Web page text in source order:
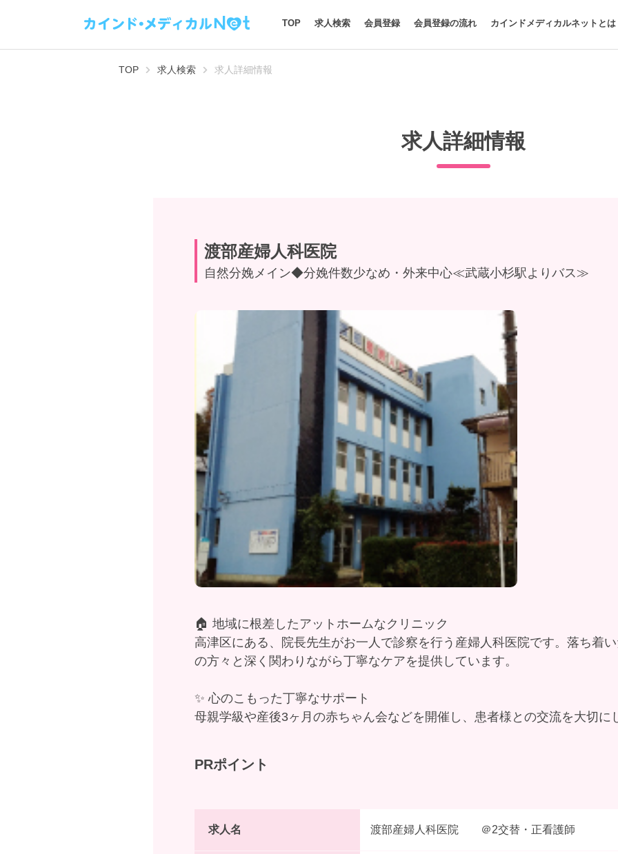
TOP 求人検索 会員登録 会員登録の流れ カインドメディカルネットとは
TOP 求人検索 求人詳細情報
求人詳細情報
渡部産婦人科医院
自然分娩メイン◆分娩件数少なめ・外来中心≪武蔵小杉駅よりバス≫
🏠 地域に根差したアットホームなクリニック
高津区にある、院長先生がお一人で診察を行う産婦人科医院です。落ち着
の方々と深く関わりながら丁寧なケアを提供しています。
✨ 心のこもった丁寧なサポート
母親学級や産後3ヶ月の赤ちゃん会などを開催し、患者様との交流を大切に
PRポイント
求人名 渡部産婦人科医院 ＠2交替・正看護師